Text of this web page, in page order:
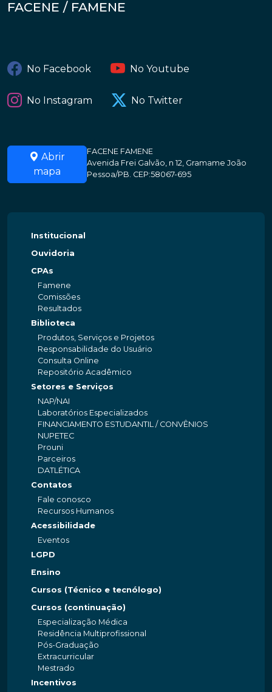
FACENE / FAMENE
No Facebook No Youtube
No Instagram No Twitter
Abrir
mapa
FACENE FAMENE
Avenida Frei Galvão, n 12, Gramame João
Pessoa/PB. CEP:58067-695
Institucional
Ouvidoria
CPAs
Famene
Comissões
Resultados
Biblioteca
Produtos, Serviços e Projetos
Responsabilidade do Usuário
Consulta Online
Repositório Acadêmico
Setores e Serviços
NAP/NAI
Laboratórios Especializados
FINANCIAMENTO ESTUDANTIL / CONVÊNIOS
NUPETEC
Prouni
Parceiros
DATLÉTICA
Contatos
Fale conosco
Recursos Humanos
Acessibilidade
Eventos
LGPD
Ensino
Cursos (Técnico e tecnólogo)
Cursos (continuação)
Especialização Médica
Residência Multiprofissional
Pós-Graduação
Extracurricular
Mestrado
Incentivos